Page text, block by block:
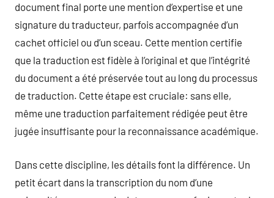
document final porte une mention d’expertise et une
signature du traducteur, parfois accompagnée d’un
cachet officiel ou d’un sceau. Cette mention certifie
que la traduction est fidèle à l’original et que l’intégrité
du document a été préservée tout au long du processus
de traduction. Cette étape est cruciale: sans elle,
même une traduction parfaitement rédigée peut être
jugée insuffisante pour la reconnaissance académique.
Dans cette discipline, les détails font la différence. Un
petit écart dans la transcription du nom d’une